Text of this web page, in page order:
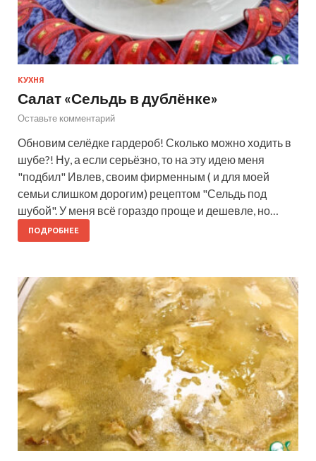
КУХНЯ
Салат «Сельдь в дублёнке»
Оставьте комментарий
Обновим селёдке гардероб! Сколько можно ходить в
шубе?! Ну, а если серьёзно, то на эту идею меня
"подбил" Ивлев, своим фирменным ( и для моей
семьи слишком дорогим) рецептом "Сельдь под
шубой". У меня всё гораздо проще и дешевле, но…
ПОДРОБНЕЕ